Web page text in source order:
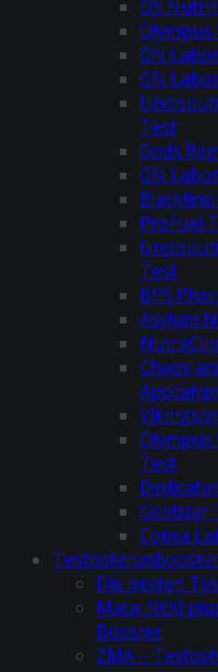
OS
Olympus
GN
GN
Test
Gods
GN
ProFuel
Test
BPS
Asylum
Chaos
Olympus
Test
Goldstar
Cobra
Die besten
Maca 1000
Booster
ZMA –